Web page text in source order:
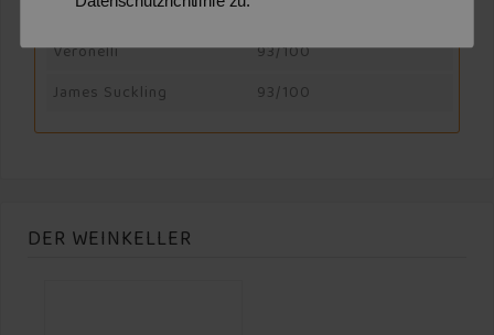
Veronelli
93/100
James Suckling
93/100
DER WEINKELLER